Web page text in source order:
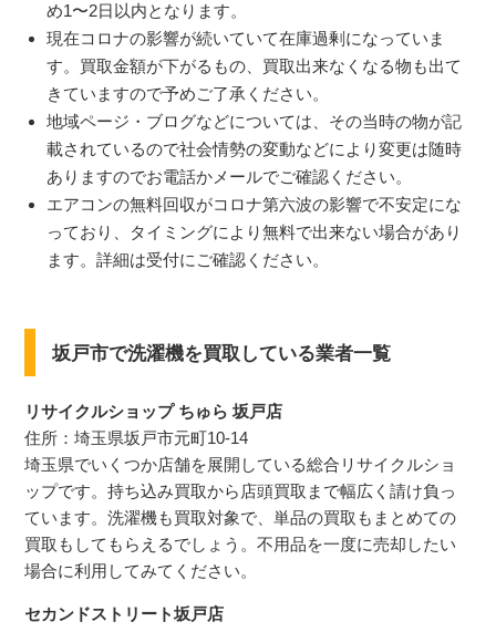
め1〜2日以内となります。
現在コロナの影響が続いていて在庫過剰になっていま
す。買取金額が下がるもの、買取出来なくなる物も出て
きていますので予めご了承ください。
地域ページ・ブログなどについては、その当時の物が記
載されているので社会情勢の変動などにより変更は随時
ありますのでお電話かメールでご確認ください。
エアコンの無料回収がコロナ第六波の影響で不安定にな
っており、タイミングにより無料で出来ない場合があり
ます。詳細は受付にご確認ください。
坂戸市で洗濯機を買取している業者一覧
リサイクルショップ ちゅら 坂戸店
住所：埼玉県坂戸市元町10-14
埼玉県でいくつか店舗を展開している総合リサイクルショ
ップです。持ち込み買取から店頭買取まで幅広く請け負っ
ています。洗濯機も買取対象で、単品の買取もまとめての
買取もしてもらえるでしょう。不用品を一度に売却したい
場合に利用してみてください。
セカンドストリート坂戸店